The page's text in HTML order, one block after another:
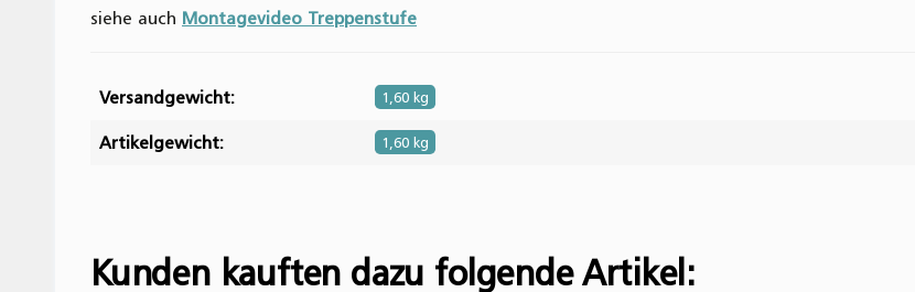
siehe auch Montagevideo Treppenstufe
Versandgewicht: 1,60 kg
Artikelgewicht: 1,60 kg
Kunden kauften dazu folgende Artikel: